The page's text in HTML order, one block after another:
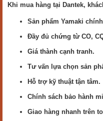
Khi mua hàng tại Dantek,
Sản phẩm Yamaki
Đầy đủ chứng từ CO,
Giá thành cạnh tranh.
Tư vấn lựa chọn sản
Hỗ trợ kỹ thuật tận tâm.
Chính sách bảo hành
Giao hàng nhanh trên